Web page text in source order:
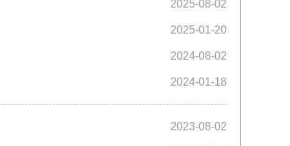
2025-08-02
2025-01-20
2024-08-02
2024-01-18
2023-08-02